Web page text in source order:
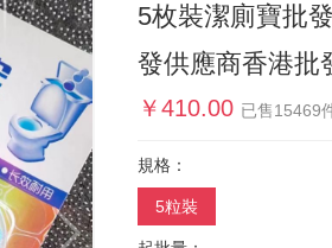
5枚裝潔廁寶批
發供應商香港批
￥410.00 已售15469
規格：
5粒裝